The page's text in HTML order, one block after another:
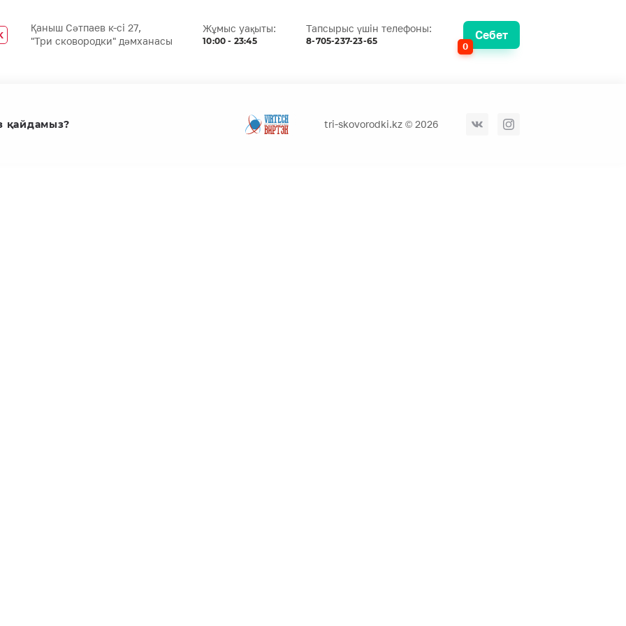
Қаныш Сәтпаев к-сі 27,
"Три сковородки" дәмханасы
Жұмыс уақыты:
10:00 - 23:45
Тапсырыс үшін телефоны:
8-705-237-23-65
Себет
0
қайдамыз? tri-skovorodki.kz © 2026